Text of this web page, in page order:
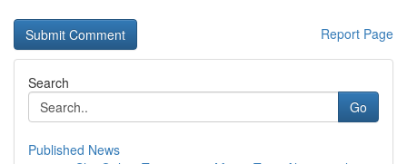
Report Page
Search
Go
Published News